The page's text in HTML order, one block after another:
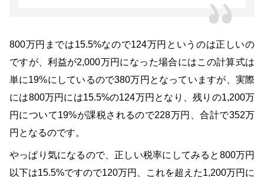
800万円までは15.5%なので124万円というのは正しいの
ですが、利益が2,000万円になった場合にはこの計算式は
単に19%にしているので380万円となっていますが、実際
には800万円には15.5%の124万円となり、残りの1,200万
円について19%が課税されるので228万円、合計で352万
円となるのです。
やっぱり気になるので、正しい税率にしてみると800万円
以下は15.5%ですので120万円、これを超えた1,200万円に